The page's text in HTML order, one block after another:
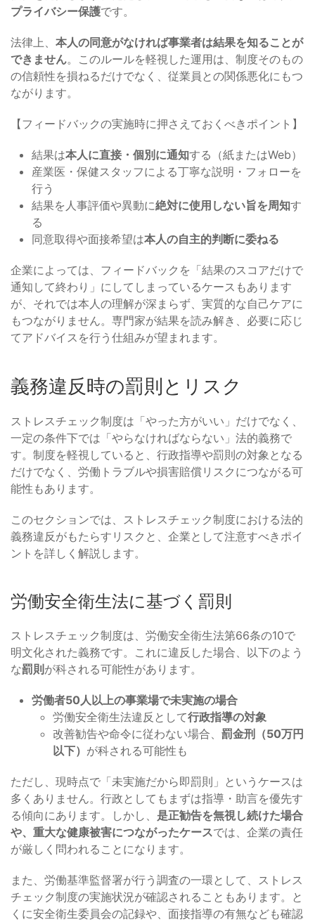
プライバシー保護です。
法律上、 本人の同意がなければ事業者は結果を知ることが
できません。このルールを軽視した運用は、制度そのもの
の信頼性を損ねるだけでなく、従業員との関係悪化にもつ
ながります。
【フィードバックの実施時に押さえておくべきポイント】
結果は本人に直接・個別に通知する（紙またはWeb）
産業医・保健スタッフによる丁寧な説明・フォローを
行う
結果を人事評価や異動に絶対に使用しない旨を周知す
る
同意取得や面接希望は本人の自主的判断に委ねる
企業によっては、フィードバックを「結果のスコアだけで
通知して終わり」にしてしまっているケースもあります
が、それでは本人の理解が深まらず、実質的な自己ケアに
もつながりません。専門家が結果を読み解き、必要に応じ
てアドバイスを行う仕組みが望まれます。
義務違反時の罰則とリスク
ストレスチェック制度は「やった方がいい」だけでなく、
一定の条件下では「やらなければならない」法的義務で
す。制度を軽視していると、行政指導や罰則の対象となる
だけでなく、労働トラブルや損害賠償リスクにつながる可
能性もあります。
このセクションでは、ストレスチェック制度における法的
義務違反がもたらすリスクと、企業として注意すべきポイ
ントを詳しく解説します。
労働安全衛生法に基づく罰則
ストレスチェック制度は、労働安全衛生法第66条の10で
明文化された義務です。これに違反した場合、以下のよう
な罰則が科される可能性があります。
労働者50人以上の事業場で未実施の場合
労働安全衛生法違反として行政指導の対象
改善勧告や命令に従わない場合、 罰金刑（50万円
以下） が科される可能性も
ただし、現時点で「未実施だから即罰則」というケースは
多くありません。行政としてもまずは指導・助言を優先す
る傾向にあります。しかし、 是正勧告を無視し続けた場合
や、重大な健康被害につながったケースでは、企業の責任
が厳しく問われることになります。
また、労働基準監督署が行う調査の一環として、ストレス
チェック制度の実施状況が確認されることもあります。と
くに安全衛生委員会の記録や、面接指導の有無なども確認